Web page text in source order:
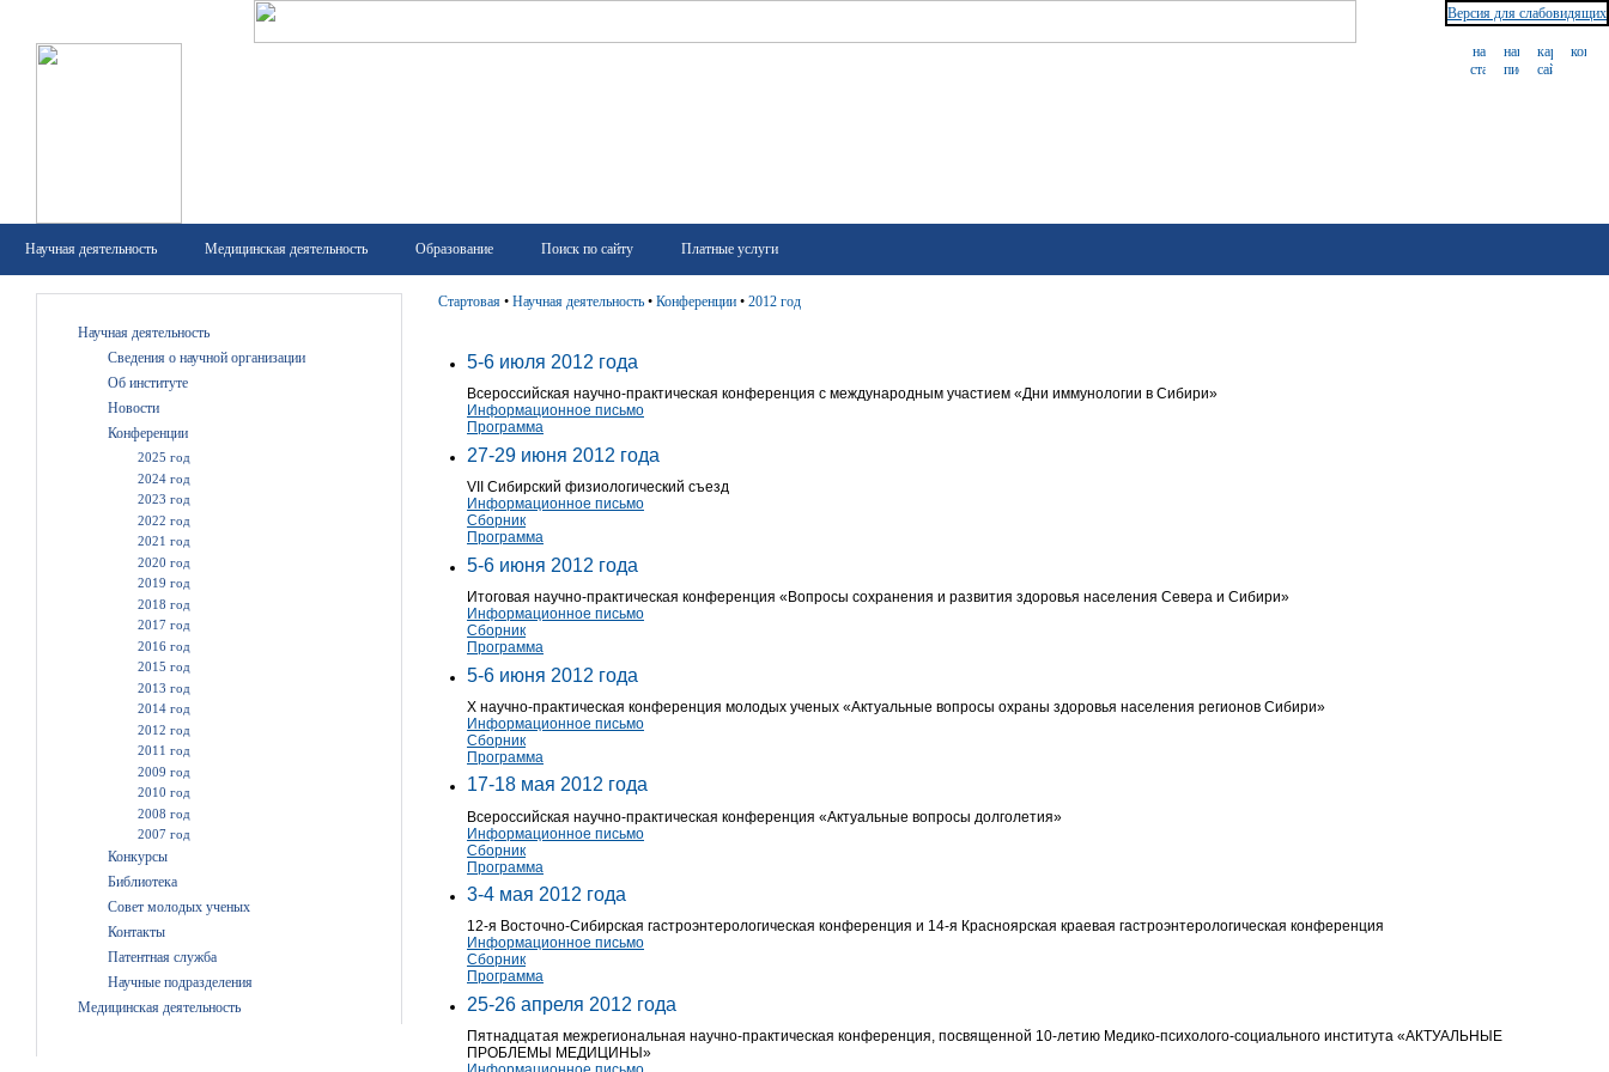
Версия для слабовидящих
Научная деятельность Медицинская деятельность Образование Поиск по сайту Платные услуги
Научная деятельность
Сведения о научной организации
Об институте
Новости
Конференции
2025 год
2024 год
2023 год
2022 год
2021 год
2020 год
2019 год
2018 год
2017 год
2016 год
2015 год
2013 год
2014 год
2012 год
2011 год
2009 год
2010 год
2008 год
2007 год
Конкурсы
Библиотека
Совет молодых ученых
Контакты
Патентная служба
Научные подразделения
Медицинская деятельность
Стартовая • Научная деятельность • Конференции • 2012 год
5-6 июля 2012 года
Всероссийская научно-практическая конференция с международным участием «Дни иммунологии в Сибири»
Информационное письмо
Программа
27-29 июня 2012 года
VII Сибирский физиологический съезд
Информационное письмо
Сборник
Программа
5-6 июня 2012 года
Итоговая научно-практическая конференция «Вопросы сохранения и развития здоровья населения Севера и Сибири»
Информационное письмо
Сборник
Программа
5-6 июня 2012 года
X научно-практическая конференция молодых ученых «Актуальные вопросы охраны здоровья населения регионов Сибири»
Информационное письмо
Сборник
Программа
17-18 мая 2012 года
Всероссийская научно-практическая конференция «Актуальные вопросы долголетия»
Информационное письмо
Сборник
Программа
3-4 мая 2012 года
12-я Восточно-Сибирская гастроэнтерологическая конференция и 14-я Красноярская краевая гастроэнтерологическая конференция
Информационное письмо
Сборник
Программа
25-26 апреля 2012 года
Пятнадцатая межрегиональная научно-практическая конференция, посвященной 10-летию Медико-психолого-социального института «АКТУАЛЬНЫЕ
ПРОБЛЕМЫ МЕДИЦИНЫ»